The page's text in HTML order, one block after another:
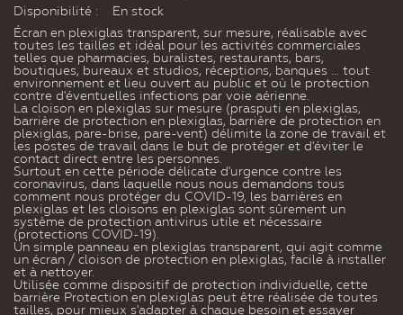
Disponibilité :
En stock
Écran en plexiglas transparent, sur mesure, réalisable avec
toutes les tailles et idéal pour les activités commerciales
telles que pharmacies, buralistes, restaurants, bars,
boutiques, bureaux et studios, réceptions, banques ... tout
environnement et lieu ouvert au public et où le protection
contre d'éventuelles infections par voie aérienne.
La cloison en plexiglas sur mesure (prasputi en plexiglas,
barrière de protection en plexiglas, barrière de protection en
plexiglas, pare-brise, pare-vent) délimite la zone de travail et
les postes de travail dans le but de protéger et d'éviter le
contact direct entre les personnes.
Surtout en cette période délicate d'urgence contre les
coronavirus, dans laquelle nous nous demandons tous
comment nous protéger du COVID-19, les barrières en
plexiglas et les cloisons en plexiglas sont sûrement un
système de protection antivirus utile et nécessaire
(protections COVID-19).
Un simple panneau en plexiglas transparent, qui agit comme
un écran / cloison de protection en plexiglas, facile à installer
et à nettoyer.
Utilisée comme dispositif de protection individuelle, cette
barrière Protection en plexiglas peut être réalisée de toutes
tailles, pour mieux s'adapter à chaque besoin et essayer